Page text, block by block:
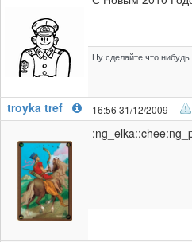
Ну сделайте что
troyka tref 16:56 31/12/2009